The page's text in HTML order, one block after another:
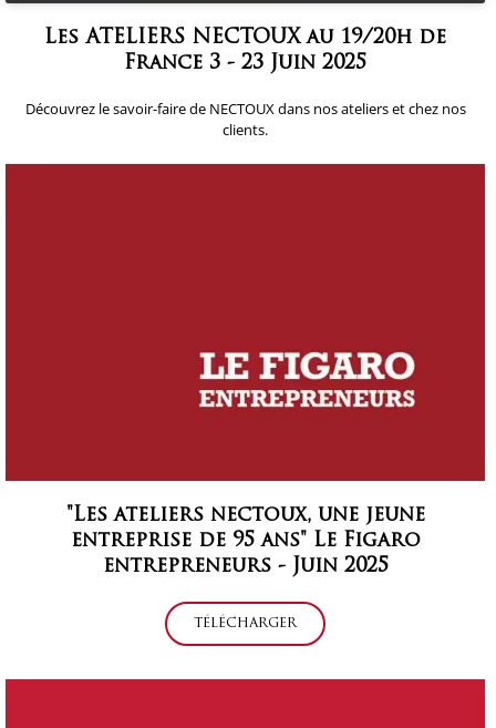
Les ATELIERS NECTOUX au 19/20h de
France 3 - 23 Juin 2025
Découvrez le savoir-faire de NECTOUX dans nos ateliers et chez nos
clients.
"Les ateliers nectoux, une jeune
entreprise de 95 ans" Le Figaro
entrepreneurs - Juin 2025
TÉLÉCHARGER